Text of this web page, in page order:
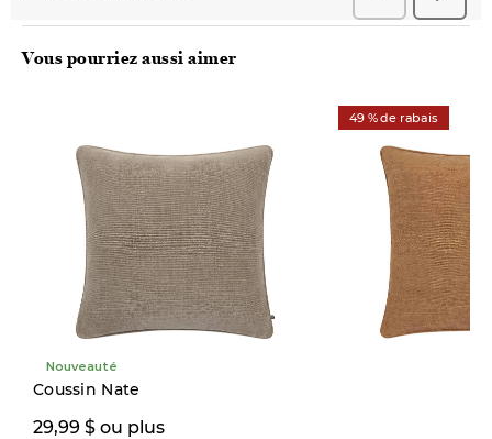
Vous pourriez aussi aimer
Nouveauté
Coussin Nate
29,99 $ ou plus
49 % de rabais